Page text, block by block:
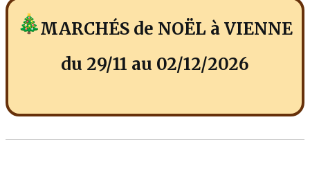
MARCHÉS de NOËL à VIENNE
du 29/11 au 02/12/2026